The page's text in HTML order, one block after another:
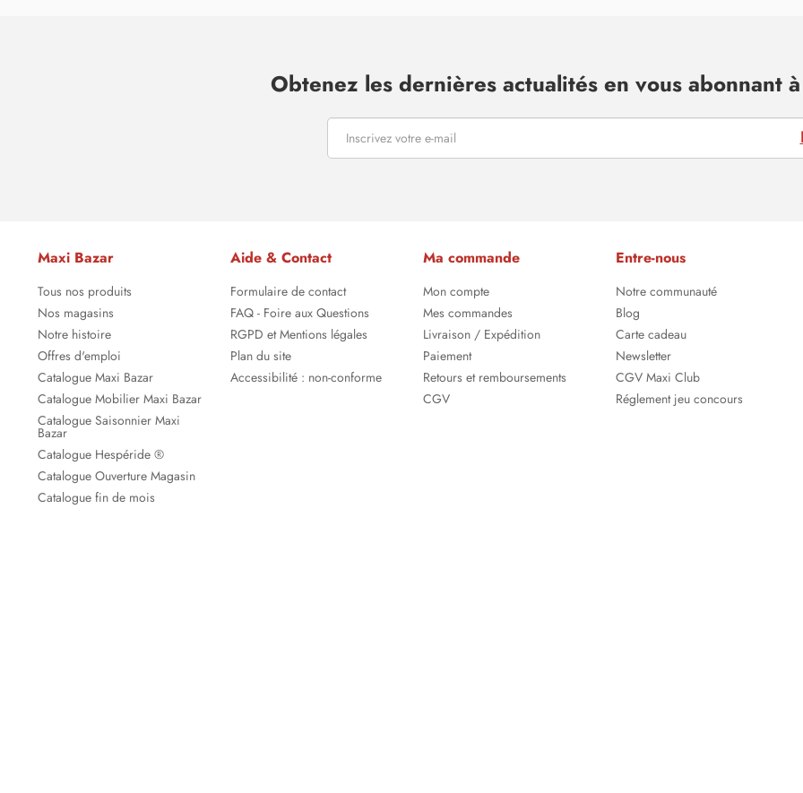
Obtenez les dernières actualités en vous abonnant
Maxi Bazar
Tous nos produits
Nos magasins
Notre histoire
Offres d'emploi
Catalogue Maxi Bazar
Catalogue Mobilier Maxi Bazar
Catalogue Saisonnier Maxi
Bazar
Catalogue Hespéride ®
Catalogue Ouverture Magasin
Catalogue fin de mois
Aide & Contact
Formulaire de contact
FAQ - Foire aux Questions
RGPD et Mentions légales
Plan du site
Accessibilité : non-conforme
Ma commande
Mon compte
Mes commandes
Livraison / Expédition
Paiement
Retours et remboursements
CGV
Entre-nous
Notre communauté
Blog
Carte cadeau
Newsletter
CGV Maxi Club
Réglement jeu concours